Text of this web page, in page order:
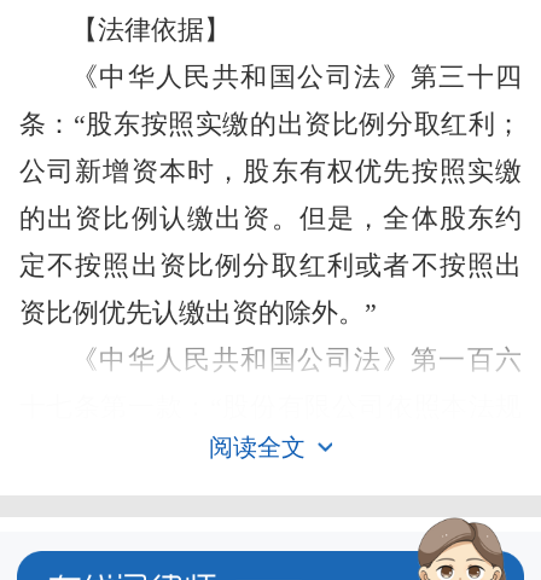
【法律依据】
《中华人民共和国公司法》第三十四
条：“股东按照实缴的出资比例分取红利；
公司新增资本时，股东有权优先按照实缴
的出资比例认缴出资。但是，全体股东约
定不按照出资比例分取红利或者不按照出
资比例优先认缴出资的除外。”
《中华人民共和国公司法》第一百六
定发行新股，必须具备下列条件：……(二)
具有持续盈利能力，财务状况良好；(三)最
近三年财务会计文件无虚假记载，无其他
阅读全文